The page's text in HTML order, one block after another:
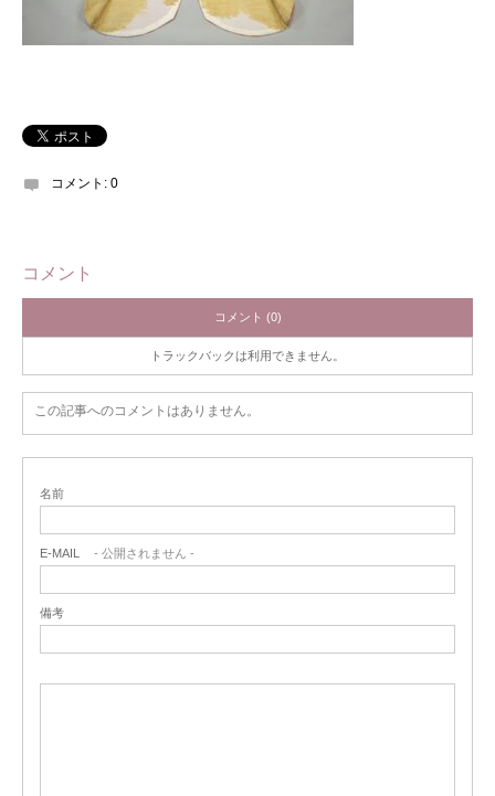
コメント: 0
コメント
コメント (0)
トラックバックは利用できません。
この記事へのコメントはありません。
名前
E-MAIL - 公開されません -
備考